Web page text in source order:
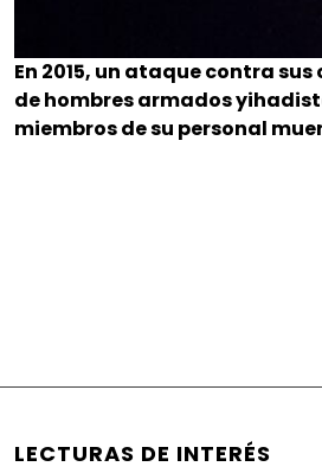
En 2015, un ataque contra
de hombres armados
miembros de su personal
LECTURAS DE INTERÉS